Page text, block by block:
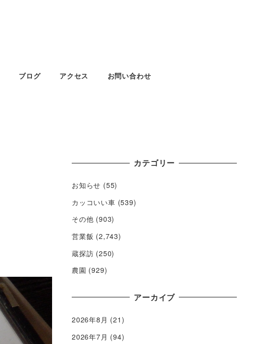
ブログ アクセス お問い合わせ
カテゴリー
お知らせ (55)
カッコいい車 (539)
その他 (903)
営業飯 (2,743)
蔵探訪 (250)
農園 (929)
アーカイブ
2026年8月 (21)
2026年7月 (94)